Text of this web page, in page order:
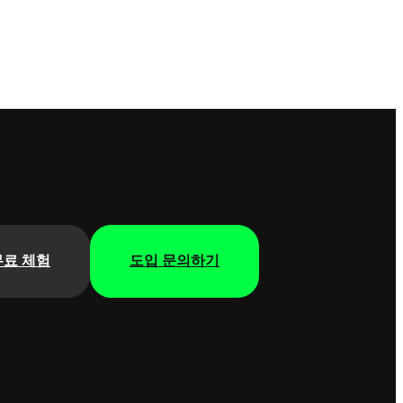
료 체험 도입 문의하기